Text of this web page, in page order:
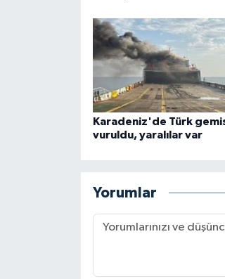
Karadeniz'de Türk
vuruldu, yaralılar var
Yorumlar